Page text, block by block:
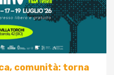
comunità: torna